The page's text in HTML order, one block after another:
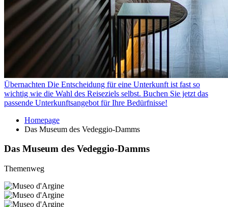
Übernachten Die Entscheidung für eine Unterkunft ist fast so
wichtig wie die Wahl des Reiseziels selbst. Buchen Sie jetzt das
passende Unterkunftsangebot für Ihre Bedürfnisse!
Homepage
Das Museum des Vedeggio-Damms
Das Museum des Vedeggio-Damms
Themenweg